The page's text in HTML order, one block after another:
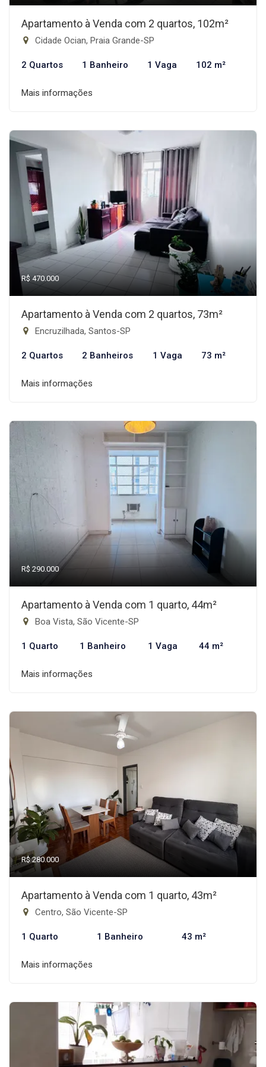
Apartamento à Venda com 2 quartos, 102m²
Cidade Ocian, Praia Grande-SP
2 Quartos 1 Banheiro 1 Vaga 102 m²
Mais informações
R$ 470.000
Apartamento à Venda com 2 quartos, 73m²
Encruzilhada, Santos-SP
2 Quartos 2 Banheiros 1 Vaga 73 m²
Mais informações
R$ 290.000
Apartamento à Venda com 1 quarto, 44m²
Boa Vista, São Vicente-SP
1 Quarto 1 Banheiro 1 Vaga 44 m²
Mais informações
R$ 280.000
Apartamento à Venda com 1 quarto, 43m²
Centro, São Vicente-SP
1 Quarto 1 Banheiro 43 m²
Mais informações